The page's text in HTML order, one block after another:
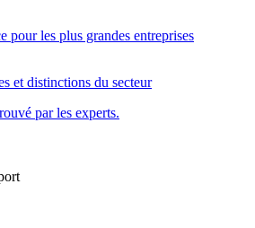
pour les plus grandes entreprises
et distinctions du secteur
par les experts.